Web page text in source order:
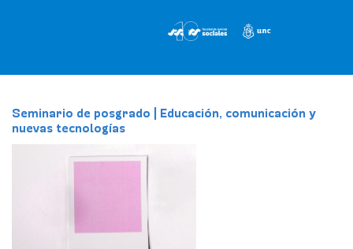
Seminario de posgrado | Educación, comunicación y
nuevas tecnologías